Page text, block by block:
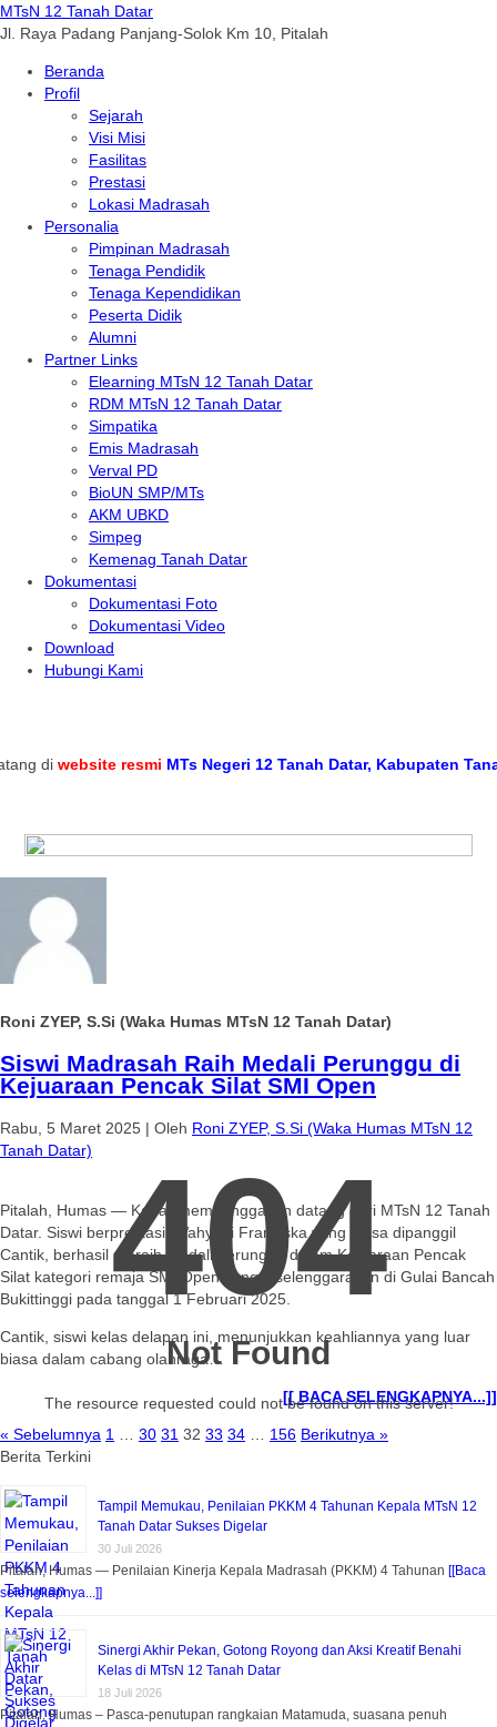
MTsN 12 Tanah Datar
Jl. Raya Padang Panjang-Solok Km 10, Pitalah
Beranda
Profil
Sejarah
Visi Misi
Fasilitas
Prestasi
Lokasi Madrasah
Personalia
Pimpinan Madrasah
Tenaga Pendidik
Tenaga Kependidikan
Peserta Didik
Alumni
Partner Links
Elearning MTsN 12 Tanah Datar
RDM MTsN 12 Tanah Datar
Simpatika
Emis Madrasah
Verval PD
BioUN SMP/MTs
AKM UBKD
Simpeg
Kemenag Tanah Datar
Dokumentasi
Dokumentasi Foto
Dokumentasi Video
Download
Hubungi Kami
diwebsite resmi MTs Negeri 12 Tanah Datar, Kabupaten Tanah
Roni ZYEP, S.Si (Waka Humas MTsN 12 Tanah Datar)
Siswi Madrasah Raih Medali Perunggu di
Kejuaraan Pencak Silat SMI Open
Rabu, 5 Maret 2025 | Oleh Roni ZYEP, S.Si (Waka Humas MTsN 12
Tanah Datar)
Pitalah, Humas — Kabar membanggakan datang dari MTsN 12 Tanah
Datar. Siswi berprestasi, Wahyuni Fransiska yang biasa dipanggil
Cantik, berhasil meraih medali perunggu dalam Kejuaraan Pencak
Silat kategori remaja SMI Open yang diselenggarakan di Gulai Bancah
Bukittinggi pada tanggal 1 Februari 2025.
Cantik, siswi kelas delapan ini, menunjukkan keahliannya yang luar
biasa dalam cabang olahraga…
[[ BACA SELENGKAPNYA...]]
« Sebelumnya 1 30 31 32 33 34 156 Berikutnya »
Berita Terkini
Tampil Memukau, Penilaian PKKM 4 Tahunan Kepala MTsN 12
Tanah Datar Sukses Digelar
30 Juli 2026
Pitalah, Humas — Penilaian Kinerja Kepala Madrasah (PKKM) 4 Tahunan [[Baca
selengkapnya...]]
Sinergi Akhir Pekan, Gotong Royong dan Aksi Kreatif Benahi
Kelas di MTsN 12 Tanah Datar
18 Juli 2026
Pitalah, Humas – Pasca-penutupan rangkaian Matamuda, suasana penuh
404
Not Found
The resource requested could not be found on this server!